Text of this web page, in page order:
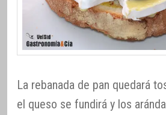
La rebanada de pan quedará
el queso se fundirá y los